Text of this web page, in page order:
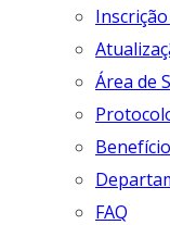
Área de
FAQ